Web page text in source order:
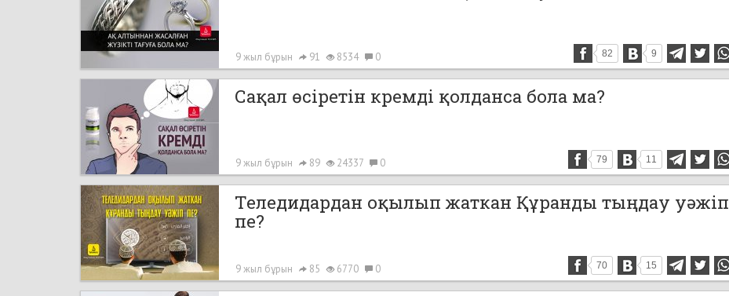
9 жыл бұрын 91 8534 0 82 9
Сақал өсіретін кремді қолданса бола ма?
9 жыл бұрын 89 24337 0 79 11
Теледидардан оқылып жаткан Құранды тыңдау уәжіп
пе?
9 жыл бұрын 85 6770 0 70 15